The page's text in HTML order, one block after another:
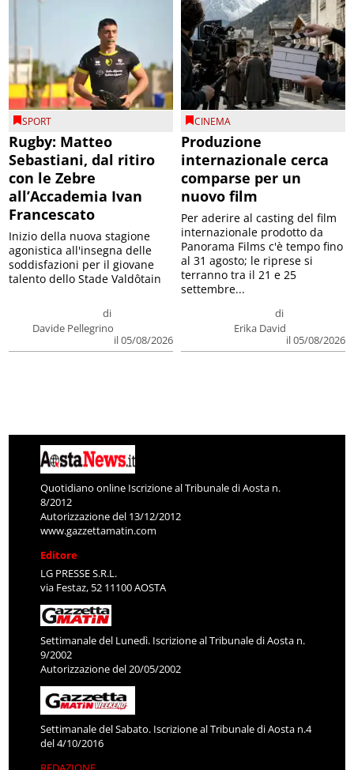
SPORT
Rugby: Matteo
Sebastiani, dal ritiro
con le Zebre
all’Accademia Ivan
Francescato
di
Davide Pellegrino
il 05/08/2026
Inizio della nuova stagione
agonistica all'insegna delle
soddisfazioni per il giovane
talento dello Stade Valdôtain
CINEMA
Produzione
internazionale cerca
comparse per un
nuovo film
di
Erika David
il 05/08/2026
Per aderire al casting del film
internazionale prodotto da
Panorama Films c'è tempo fino
al 31 agosto; le riprese si
terranno tra il 21 e 25
settembre...
Quotidiano online Iscrizione al Tribunale di Aosta n.
8/2012
Autorizzazione del 13/12/2012
www.gazzettamatin.com
Editore
LG PRESSE S.R.L.
via Festaz, 52 11100 AOSTA
Settimanale del Lunedì. Iscrizione al Tribunale di Aosta n.
9/2002
Autorizzazione del 20/05/2002
Settimanale del Sabato. Iscrizione al Tribunale di Aosta n.4
del 4/10/2016